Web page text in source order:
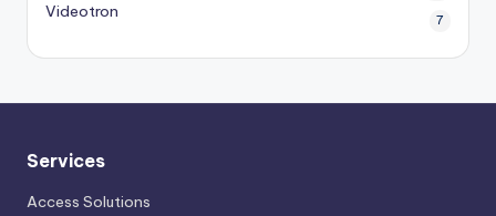
Videotron 7
Services
Access Solutions